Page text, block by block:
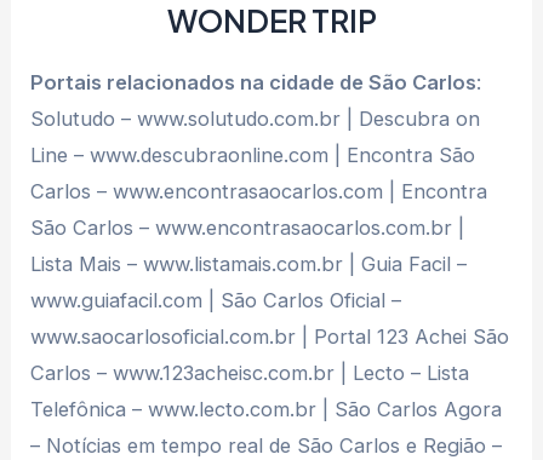
WONDER TRIP
Portais relacionados na cidade de São Carlos:
Solutudo – www.solutudo.com.br | Descubra on
Line – www.descubraonline.com | Encontra São
Carlos – www.encontrasaocarlos.com | Encontra
São Carlos – www.encontrasaocarlos.com.br |
Lista Mais – www.listamais.com.br | Guia Facil –
www.guiafacil.com | São Carlos Oficial –
www.saocarlosoficial.com.br | Portal 123 Achei São
Carlos – www.123acheisc.com.br | Lecto – Lista
Telefônica – www.lecto.com.br | São Carlos Agora
– Notícias em tempo real de São Carlos e Região –